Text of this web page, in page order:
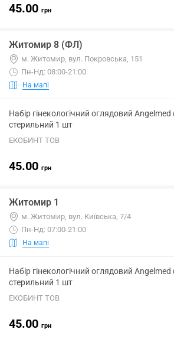
45.00 грн
Житомир 8 (ФЛ)
м. Житомир, вул. Покровська, 151
Пн-Нд: 08:00-21:00
На мапі
Набір гінекологічний оглядовий
стерильний 1 шт
ЕКОБИНТ ТОВ
45.00 грн
Житомир 1
м. Житомир, вул. Київська, 7/4
Пн-Нд: 07:00-21:00
На мапі
Набір гінекологічний оглядовий
стерильний 1 шт
ЕКОБИНТ ТОВ
45.00 грн